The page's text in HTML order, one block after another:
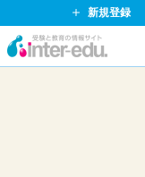
新規登録
イ